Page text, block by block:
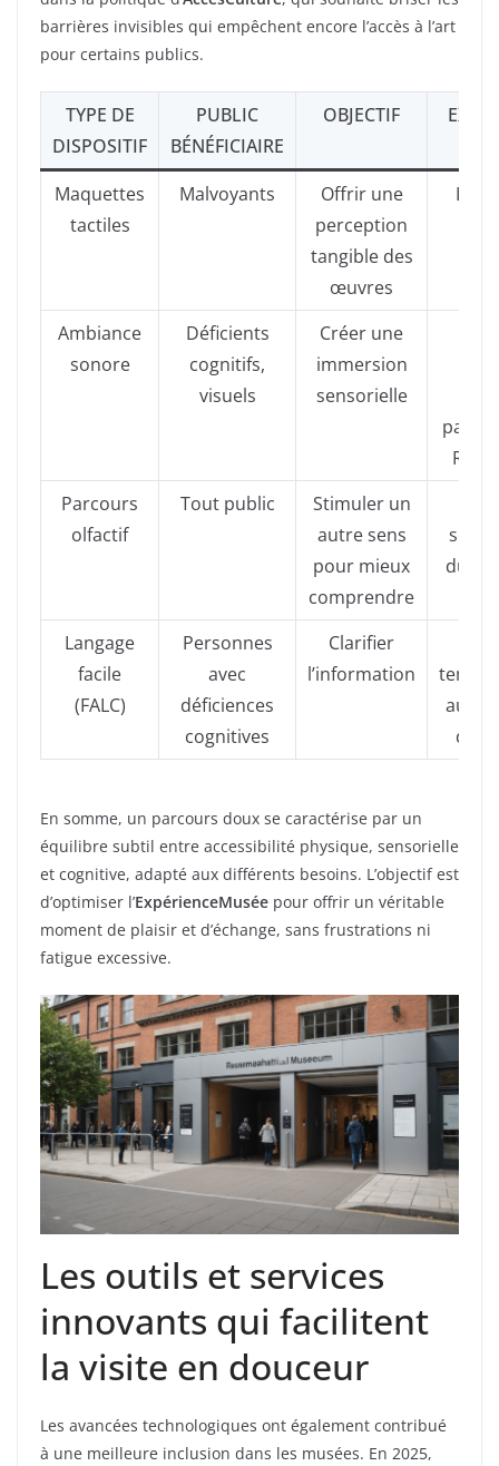
barrières invisibles qui empêchent encore l’accès à l’art
pour certains publics.
TYPE DE
DISPOSITIF
PUBLIC
BÉNÉFICIAIRE
OBJECTIF
Maquettes
tactiles
Malvoyants
Offrir une
perception
tangible des
œuvres
Ambiance
sonore
Déficients
cognitifs,
visuels
Créer une
immersion
sensorielle
Parcours
olfactif
Tout public
Stimuler un
autre sens
pour mieux
comprendre
du
Langage
facile
(FALC)
Personnes
avec
déficiences
cognitives
Clarifier
l’information
au
En somme, un parcours doux se caractérise par un
équilibre subtil entre accessibilité physique, sensorielle
et cognitive, adapté aux différents besoins. L’objectif est
d’optimiser l’ExpérienceMusée pour offrir un véritable
moment de plaisir et d’échange, sans frustrations ni
fatigue excessive.
Les outils et services
innovants qui facilitent
la visite en douceur
Les avancées technologiques ont également contribué
à une meilleure inclusion dans les musées. En 2025,